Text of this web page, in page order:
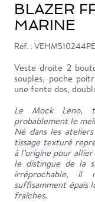
BLAZER
MARINE
Réf. :
Veste droite 2
souples, poche
une fente dos,
Le Mock Leno,
probablement le
Né dans les
tissage texturé
à l’origine pour
le distingue de la
irréprochable, il
suffisamment épais
fraîches.